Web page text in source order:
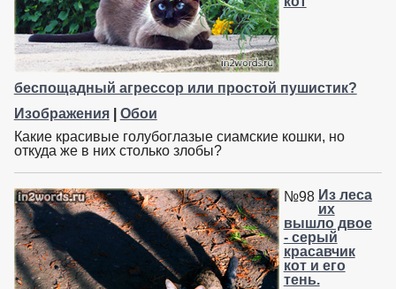
беспощадный агрессор или простой пушистик?
Изображения| Обои
Какие красивые голубоглазые сиамские кошки, но
откуда же в них столько злобы?
№98 Из леса
их
вышло двое
- серый
красавчик
кот и его
тень.